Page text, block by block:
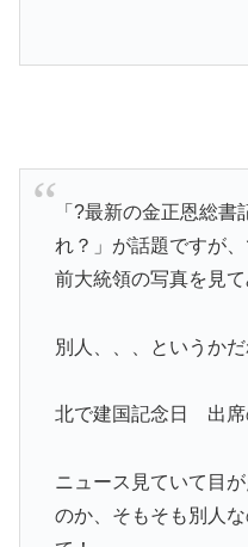
「?最新の金正恩総
れ？」が話題ですが
前大統領の写真を見て
別人、、、というか
北で建国記念日 出席
ニュース見ていて目
のか、そもそも別人